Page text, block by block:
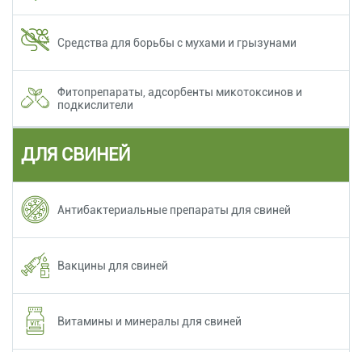
Средства для борьбы с мухами и грызунами
Фитопрепараты, адсорбенты микотоксинов и
подкислители
ДЛЯ СВИНЕЙ
Антибактериальные препараты для свиней
Вакцины для свиней
Витамины и минералы для свиней